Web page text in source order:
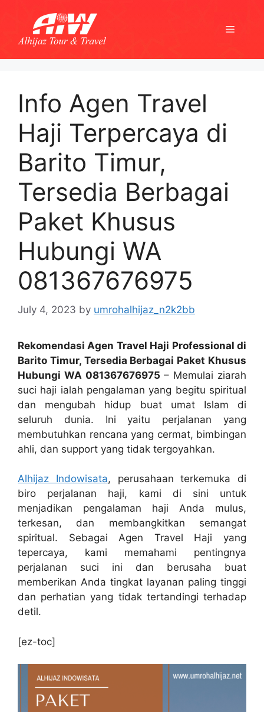
content
Menu
Info Agen Travel
Haji Terpercaya di
Barito Timur,
Tersedia Berbagai
Paket Khusus
Hubungi WA
081367676975
July 4, 2023 by umrohalhijaz_n2k2bb
Rekomendasi Agen Travel Haji Professional di
Barito Timur, Tersedia Berbagai Paket Khusus
Hubungi WA 081367676975 – Memulai ziarah
suci haji ialah pengalaman yang begitu spiritual
dan mengubah hidup buat umat Islam di
seluruh dunia. Ini yaitu perjalanan yang
membutuhkan rencana yang cermat, bimbingan
ahli, dan support yang tidak tergoyahkan.
Alhijaz Indowisata, perusahaan terkemuka di
biro perjalanan haji, kami di sini untuk
menjadikan pengalaman haji Anda mulus,
terkesan, dan membangkitkan semangat
spiritual. Sebagai Agen Travel Haji yang
tepercaya, kami memahami pentingnya
perjalanan suci ini dan berusaha buat
memberikan Anda tingkat layanan paling tinggi
dan perhatian yang tidak tertandingi terhadap
detil.
[ez-toc]